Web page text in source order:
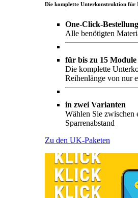
Die komplette Unterkonstruktion für
One-Click-Bestellung
Alle benötigten
für bis zu 15 Module
Die komplette
Reihenlänge von nur
in zwei Varianten
Wählen Sie zwischen
Sparrenabstand
Zu den UK-Paketen